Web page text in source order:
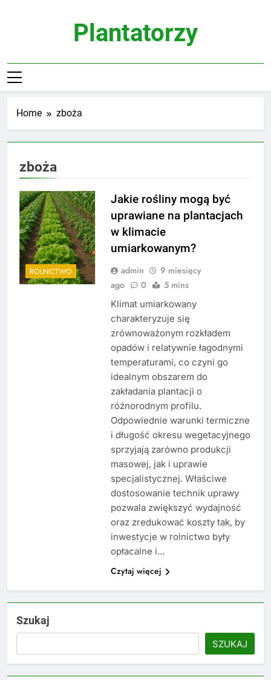
Plantatorzy
Home zboża
zboża
ROLNICTWO
Jakie rośliny mogą być
uprawiane na plantacjach
w klimacie
umiarkowanym?
admin
9 miesięcy
ago
0 5 mins
Klimat umiarkowany
charakteryzuje się
zrównoważonym rozkładem
opadów i relatywnie łagodnymi
temperaturami, co czyni go
idealnym obszarem do
zakładania plantacji o
różnorodnym profilu.
Odpowiednie warunki termiczne
i długość okresu wegetacyjnego
sprzyjają zarówno produkcji
masowej, jak i uprawie
specjalistycznej. Właściwe
dostosowanie technik uprawy
pozwala zwiększyć wydajność
oraz zredukować koszty tak, by
inwestycje w rolnictwo były
opłacalne i…
Czytaj więcej
Szukaj
SZUKAJ